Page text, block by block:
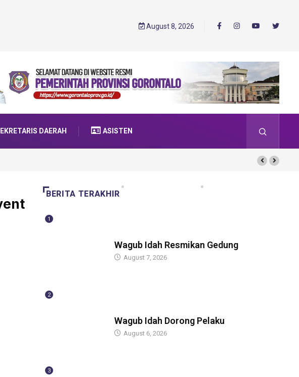
August 8, 2026
DAERAH ASISTEN
BERITA TERAKHIR
1
Wagub Idah Resmikan Gedung
August 7, 2026
2
Wagub Idah Dorong Pelaku
August 6, 2026
3